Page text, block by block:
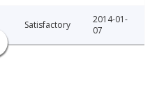
Satisfactory
2014-01-
07